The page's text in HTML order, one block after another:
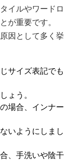
イルやワードロ
が重要です。
因として多く挙
サイズ表記でも
ょう。
場合、インナー
いようにしまし
、手洗いや陰干